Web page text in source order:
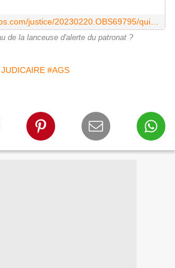
de la lanceuse d'alerte du patronat ?
#AGS